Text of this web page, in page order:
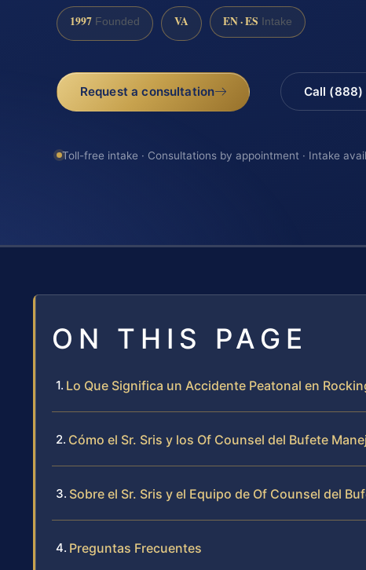
1997 Founded VA EN · ES Intake
Request a consultation Call
Toll-free intake · Consultations by appointment · Intake
ON THIS PAGE
Lo Que Significa un Accidente Peatonal en
Cómo el Sr. Sris y los Of Counsel del Bufete
Sobre el Sr. Sris y el Equipo de Of Counsel del
Preguntas Frecuentes